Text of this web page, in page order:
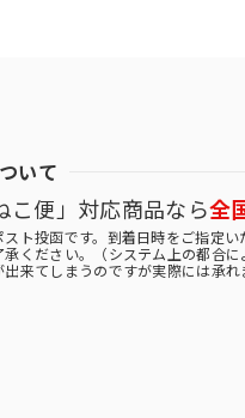
いて
こ便」対応商品なら全
スト投函です。到着日時をご指定い
承ください。（システム上の都合
出来てしまうのですが実際には承れ